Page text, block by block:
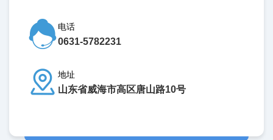
电话
0631-5782231
地址
山东省威海市高区唐山路10号